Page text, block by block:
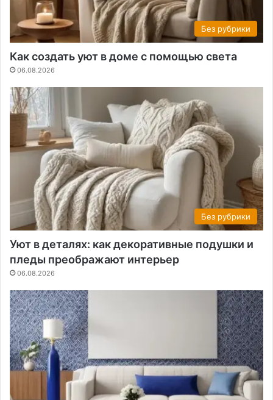
Без рубрики
Как создать уют в доме с помощью света
06.08.2026
Без рубрики
Уют в деталях: как декоративные подушки и
пледы преображают интерьер
06.08.2026